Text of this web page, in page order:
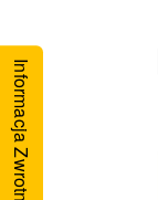
Informacja Zwrotna